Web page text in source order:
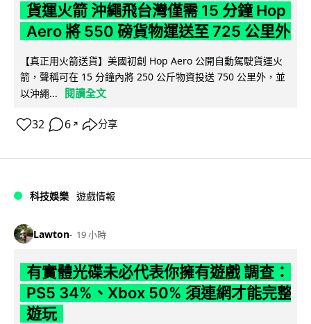
貨運火箭 沖繩飛台灣僅需 15 分鐘 Hop
Aero 將 550 磅貨物運送至 725 公里外
【真正用火箭送貨】美國初創 Hop Aero 公開自動駕駛貨運火
箭，聲稱可在 15 分鐘內將 250 公斤物資投送 750 公里外，並
以沖繩...
閱讀全文
32 6 ↗ 分享
科技娛樂 遊戲情報
Lawton 19 小時
有實體光碟未必代表你擁有遊戲 調查：
PS5 34%、Xbox 50% 須連網才能完整
遊玩